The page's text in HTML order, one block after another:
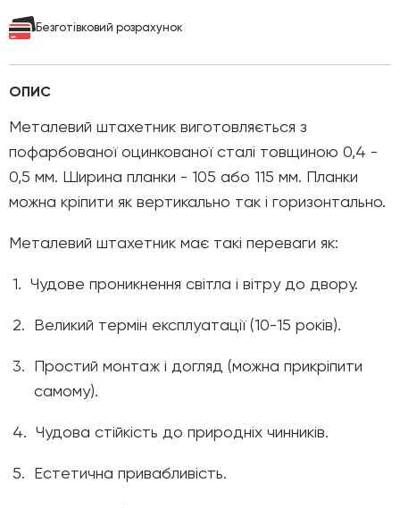
Безготівковий розрахунок
ОПИС
Металевий штахетник виготовляється з
пофарбованої оцинкованої сталі товщиною 0,4 -
0,5 мм. Ширина планки - 105 або 115 мм. Планки
можна кріпити як вертикально так і горизонтально.
Металевий штахетник має такі переваги як:
1. Чудове проникнення світла і вітру до двору.
2. Великий термін експлуатації (10-15 років).
3. Простий монтаж і догляд (можна прикріпити
самому).
4. Чудова стійкість до природніх чинників.
5. Естетична привабливість.